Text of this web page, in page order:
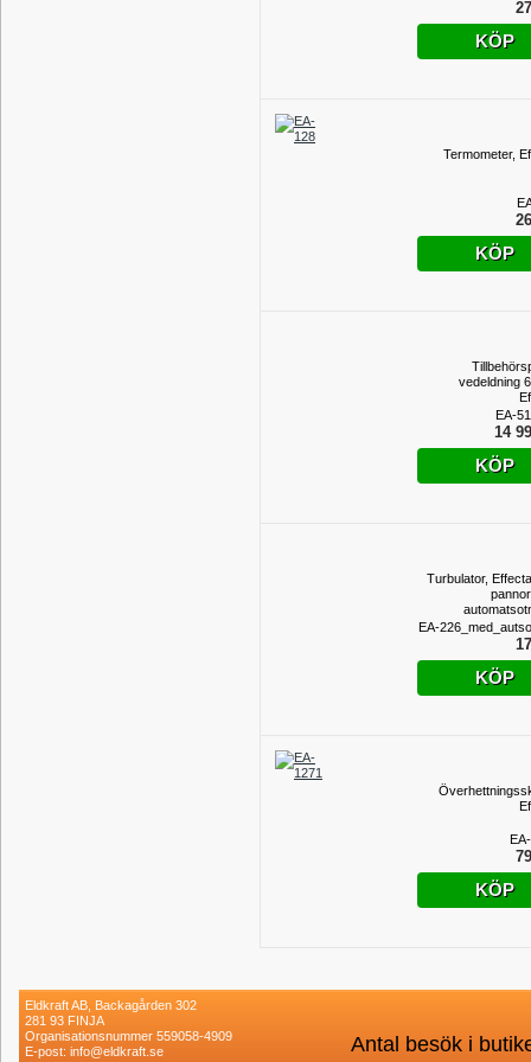
KÖP
Termometer,
KÖP
vedeldning
EA-
14
KÖP
Turbulator,
EA-
KÖP
KÖP
Eldkraft AB, Backagården 302
281 93 FINJA
Organisationsnummer 559058-4909
E-post: info@eldkraft.se
Antal besök i